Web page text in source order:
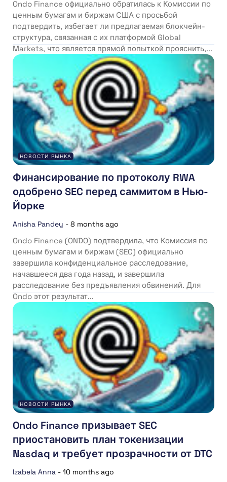
Ondo Finance официально обратилась к Комиссии по
ценным бумагам и биржам США с просьбой
подтвердить, избегает ли предлагаемая блокчейн-
структура, связанная с их платформой Global
Markets, что является прямой попыткой прояснить,...
НОВОСТИ РЫНКА
Финансирование по протоколу RWA
одобрено SEC перед саммитом в Нью-
Йорке
Anisha Pandey - 8 months ago
Ondo Finance (ONDO) подтвердила, что Комиссия по
ценным бумагам и биржам (SEC) официально
завершила конфиденциальное расследование,
начавшееся два года назад, и завершила
расследование без предъявления обвинений. Для
Ondo этот результат...
НОВОСТИ РЫНКА
Ondo Finance призывает SEC
приостановить план токенизации
Nasdaq и требует прозрачности от DTC
Izabela Anna - 10 months ago